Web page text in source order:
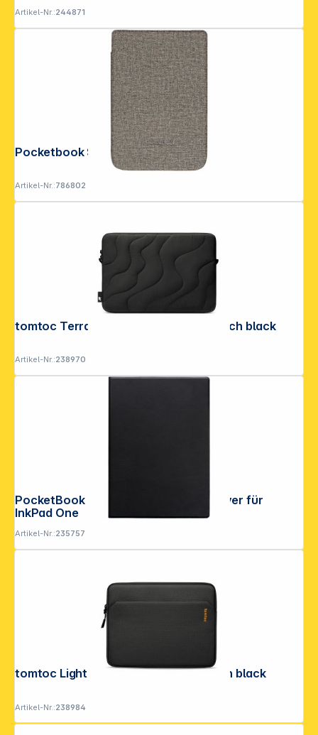
Artikel-Nr.:244871
Pocketbook Shell Cover grey
Artikel-Nr.:786802
tomtoc Terra-A27 Laptop Sleeve 16 inch black
Artikel-Nr.:238970
PocketBook Magnetic Folio Black Cover für
InkPad One
Artikel-Nr.:235757
tomtoc Light-B18 Tablet Sleeve 11 inch black
Artikel-Nr.:238984
Alle Preise exkl. gesetzl. Mehrwertsteuer zzgl.
Copyright © 2001 - 2026 DGH - Alle Rechte vorbehalten.